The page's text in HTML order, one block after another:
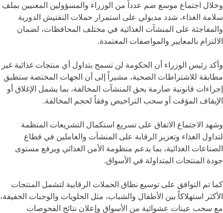
وخلال اجتماع موسع ضم عدداً من الوزراء والمسؤولين المعنيين بملف
سلامة الغذاء، شدد مدبولي على استمرار حملات التفتيش الدورية
والمفاجئة على المنشآت الغذائية في مختلف المحافظات، لضمان
الالتزام بالمعايير والمواصفات المعتمدة.
وأكد رئيس الوزراء أن الحكومة لن تسمح بتداول أي منتجات غذائية غير
مطابقة للاشتراطات الصحية، مشيراً إلى أن الجهات المختصة ستطبق
إجراءات قانونية صارمة بحق المنشآت المخالفة، بما يشمل الإغلاق أو
الإيقاف المؤقت أو سحب التراخيص وفقاً لحجم المخالفة.
وشهد الاجتماع الاتفاق على تسريع استكمال التشريعات المنظمة
لتداول الغذاء وتعزيز الرقابة على المنشآت والعاملين في قطاع
الصناعات الغذائية، بما يدعم منظومة الأمن الغذائي ويرفع مستوى
جودة المنتجات المتداولة في الأسواق.
كما تم التوافق على توسيع نطاق الحملات الرقابية لتشمل المنتجات
الأكثر استهلاكاً بين الأطفال والشباب، مثل الحلويات والوجبات الخفيفة،
مع سحب عينات عشوائية من الأسواق وإعلان نتائج الفحوصات